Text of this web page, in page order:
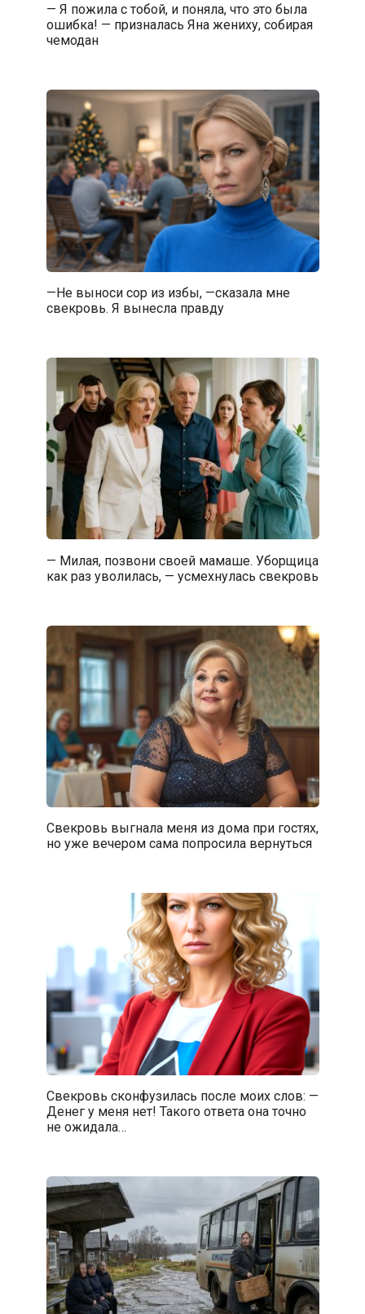
— Я пожила с тобой, и поняла, что это была
ошибка! — призналась Яна жениху, собирая
чемодан
—Не выноси сор из избы, —сказала мне
свекровь. Я вынесла правду
— Милая, позвони своей мамаше. Уборщица
как раз уволилась, — усмехнулась свекровь
Свекровь выгнала меня из дома при гостях,
но уже вечером сама попросила вернуться
Свекровь сконфузилась после моих слов: —
Денег у меня нет! Такого ответа она точно
не ожидала…